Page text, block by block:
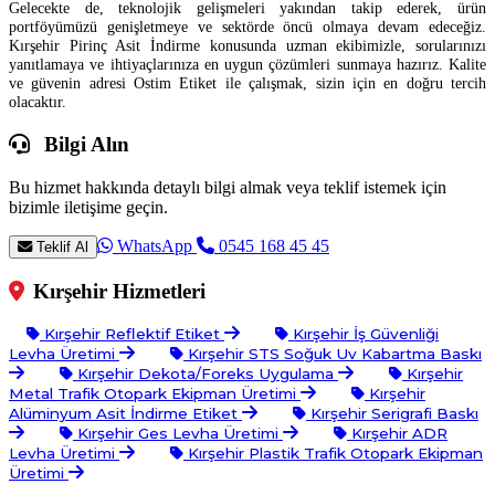
Gelecekte de, teknolojik gelişmeleri yakından takip ederek, ürün
portföyümüzü genişletmeye ve sektörde öncü olmaya devam edeceğiz.
Kırşehir Pirinç Asit İndirme konusunda uzman ekibimizle, sorularınızı
yanıtlamaya ve ihtiyaçlarınıza en uygun çözümleri sunmaya hazırız. Kalite
ve güvenin adresi Ostim Etiket ile çalışmak, sizin için en doğru tercih
olacaktır.
Bilgi Alın
Bu hizmet hakkında detaylı bilgi almak veya teklif istemek için
bizimle iletişime geçin.
Teklif Al WhatsApp 0545 168 45 45
Kırşehir Hizmetleri
Kırşehir Reflektif Etiket
Kırşehir İş Güvenliği
Levha Üretimi
Kırşehir STS Soğuk Uv Kabartma Baskı
Kırşehir Dekota/Foreks Uygulama
Kırşehir
Metal Trafik Otopark Ekipman Üretimi
Kırşehir
Alüminyum Asit İndirme Etiket
Kırşehir Serigrafi Baskı
Kırşehir Ges Levha Üretimi
Kırşehir ADR
Levha Üretimi
Kırşehir Plastik Trafik Otopark Ekipman
Üretimi